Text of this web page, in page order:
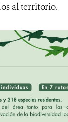
al territorio.